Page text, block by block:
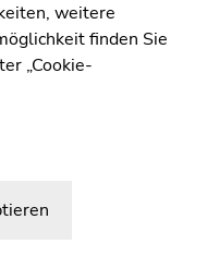
weitere
finden Sie
„Cookie-